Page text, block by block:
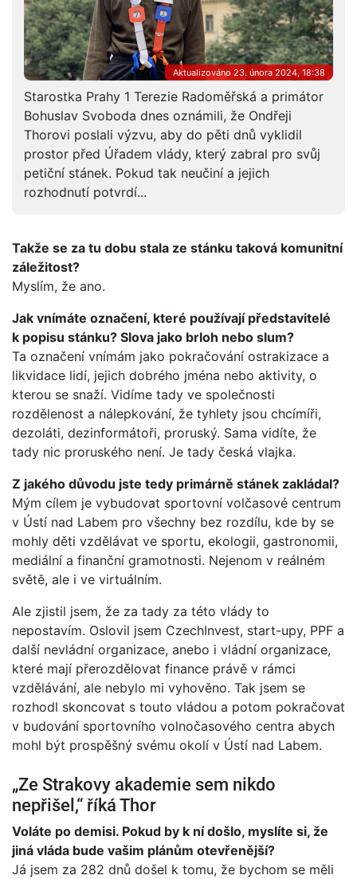
Aktualizováno 23. února 2024, 18:38
Starostka Prahy 1 Terezie Radoměřská a primátor
Bohuslav Svoboda dnes oznámili, že Ondřeji
Thorovi poslali výzvu, aby do pěti dnů vyklidil
prostor před Úřadem vlády, který zabral pro svůj
petiční stánek. Pokud tak neučiní a jejich
rozhodnutí potvrdí...
Takže se za tu dobu stala ze stánku taková komunitní
záležitost?
Myslím, že ano.
Jak vnímáte označení, které používají představitelé
k popisu stánku? Slova jako brloh nebo slum?
Ta označení vnímám jako pokračování ostrakizace a
likvidace lidí, jejich dobrého jména nebo aktivity, o
kterou se snaží. Vidíme tady ve společnosti
rozdělenost a nálepkování, že tyhlety jsou chcímíři,
dezoláti, dezinformátoři, proruský. Sama vidíte, že
tady nic proruského není. Je tady česká vlajka.
Z jakého důvodu jste tedy primárně stánek zakládal?
Mým cílem je vybudovat sportovní volčasové centrum
v Ústí nad Labem pro všechny bez rozdílu, kde by se
mohly děti vzdělávat ve sportu, ekologii, gastronomii,
mediální a finanční gramotnosti. Nejenom v reálném
světě, ale i ve virtuálním.
Ale zjistil jsem, že za tady za této vlády to
nepostavím. Oslovil jsem CzechInvest, start-upy, PPF a
další nevládní organizace, anebo i vládní organizace,
které mají přerozdělovat finance právě v rámci
vzdělávání, ale nebylo mi vyhověno. Tak jsem se
rozhodl skoncovat s touto vládou a potom pokračovat
v budování sportovního volnočasového centra abych
mohl být prospěšný svému okolí v Ústí nad Labem.
„Ze Strakovy akademie sem nikdo
nepřišel,“ říká Thor
Voláte po demisi. Pokud by k ní došlo, myslíte si, že
jiná vláda bude vašim plánům otevřenější?
Já jsem za 282 dnů došel k tomu, že bychom se měli